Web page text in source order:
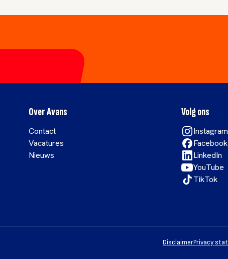
Over Avans
Contact
Vacatures
Nieuws
Volg ons
Instagram
Facebook
LinkedIn
YouTube
TikTok
DisclaimerPrivacy